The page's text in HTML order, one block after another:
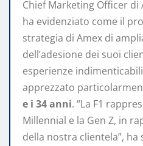
Chief Marketing Officer di
ha evidenziato come il
strategia di Amex di
dell’adesione dei suoi
esperienze
apprezzato
e i 34 anni. “La F1
Millennial e la Gen Z, in
della nostra clientela”, ha